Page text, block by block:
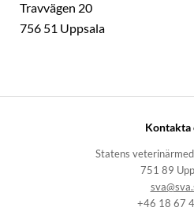
Travvägen 20
756 51 Uppsala
Kontakta
Statens
751 89
+46 18 67